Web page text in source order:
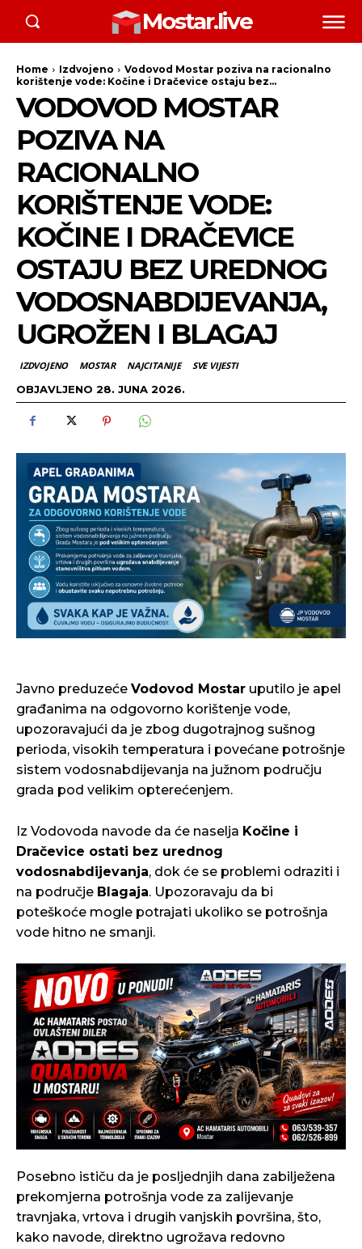
Mostar.live
Home Izdvojeno
Vodovod Mostar poziva na racionalno
korištenje vode: Kočine i Dračevice ostaju bez...
VODOVOD MOSTAR
POZIVA NA
RACIONALNO
KORIŠTENJE VODE:
KOČINE I DRAČEVICE
OSTAJU BEZ UREDNOG
VODOSNABDIJEVANJA,
UGROŽEN I BLAGAJ
IZDVOJENO MOSTAR NAJCITANIJE SVE VIJESTI
OBJAVLJENO 28. JUNA 2026.
Javno preduzeće Vodovod Mostar uputilo je apel
građanima na odgovorno korištenje vode,
upozoravajući da je zbog dugotrajnog sušnog
perioda, visokih temperatura i povećane potrošnje
sistem vodosnabdijevanja na južnom području
grada pod velikim opterećenjem.
Iz Vodovoda navode da će naselja Kočine i
Dračevice ostati bez urednog
vodosnabdijevanja, dok će se problemi odraziti i
na područje Blagaja. Upozoravaju da bi
poteškoće mogle potrajati ukoliko se potrošnja
vode hitno ne smanji.
Posebno ističu da je posljednjih dana zabilježena
prekomjerna potrošnja vode za zalijevanje
travnjaka, vrtova i drugih vanjskih površina, što,
kako navode, direktno ugrožava redovno